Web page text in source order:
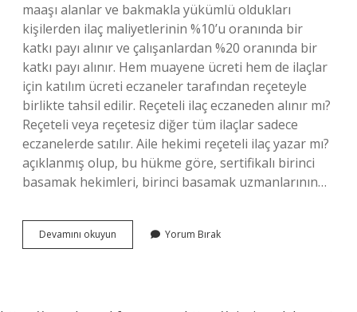
maaşı alanlar ve bakmakla yükümlü oldukları
kişilerden ilaç maliyetlerinin %10’u oranında bir
katkı payı alınır ve çalışanlardan %20 oranında bir
katkı payı alınır. Hem muayene ücreti hem de ilaçlar
için katılım ücreti eczaneler tarafından reçeteyle
birlikte tahsil edilir. Reçeteli ilaç eczaneden alınır mı?
Reçeteli veya reçetesiz diğer tüm ilaçlar sadece
eczanelerde satılır. Aile hekimi reçeteli ilaç yazar mı?
açıklanmış olup, bu hükme göre, sertifikalı birinci
basamak hekimleri, birinci basamak uzmanlarının…
Devamını okuyun
Ilaç
Yorum Bırak